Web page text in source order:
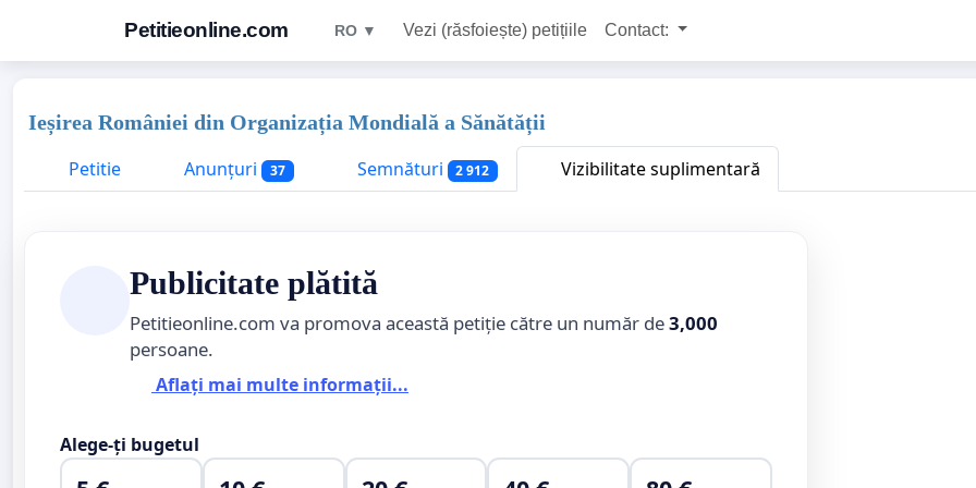
Petitieonline.com RO ▼ Vezi (răsfoiește) petițiile Contact:
Ieșirea României din Organizația Mondială a Sănătății
Petitie
Anunțuri 37 Semnături 2 912 Vizibilitate suplimentară
Publicitate plătită
Petitieonline.com va promova această petiție către un număr de3,000
persoane.
Aflați mai multe informații...
Alege-ți bugetul